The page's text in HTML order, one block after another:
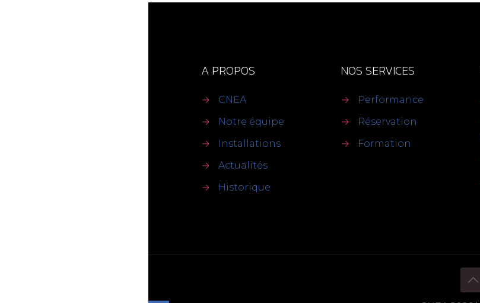
A PROPOS
→
CNEA
→
Notre équipe
→
Installations
→
Actualités
→
Historique
NOS SERVICES
→
Performance
→
Réservation
→
Formation